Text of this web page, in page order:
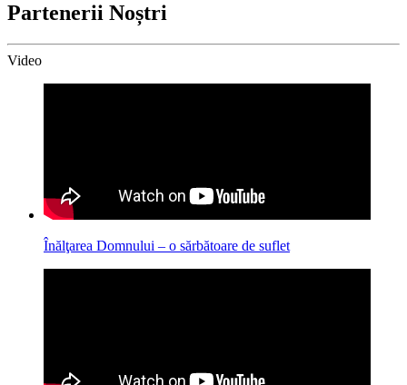
Partenerii Noștri
Video
Înălţarea Domnului – o sărbătoare de suflet